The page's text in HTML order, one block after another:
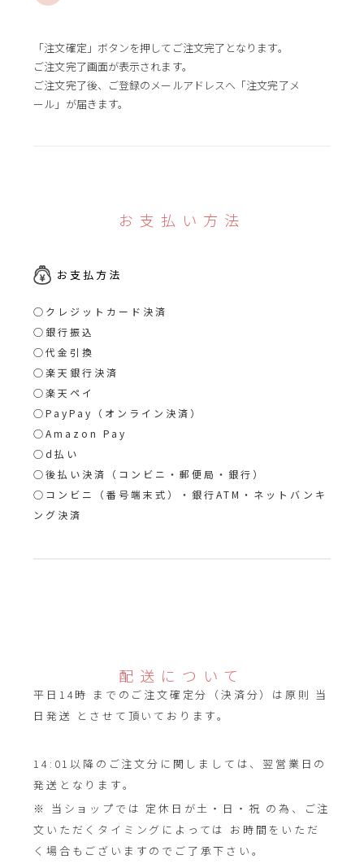
「注文確定」ボタンを押してご注文完了となります。
ご注文完了画面が表示されます。
ご注文完了後、ご登録のメールアドレスへ「注文完了メ
ール」が届きます。
お支払い方法
お支払方法
○クレジットカード決済
○銀行振込
○代金引換
○楽天銀行決済
○楽天ペイ
○PayPay（オンライン決済）
○Amazon Pay
○d払い
○後払い決済（コンビニ・郵便局・銀行）
○コンビニ（番号端末式）・銀行ATM・ネットバンキ
ング決済
配送について
平日14時 までのご注文確定分（決済分）は原則 当
日発送 とさせて頂いております。
14:01以降のご注文分に関しましては、翌営業日の
発送となります。
※ 当ショップでは 定休日が土・日・祝 の為、ご注
文いただくタイミングによっては お時間をいただ
く場合もございますのでご了承下さい。